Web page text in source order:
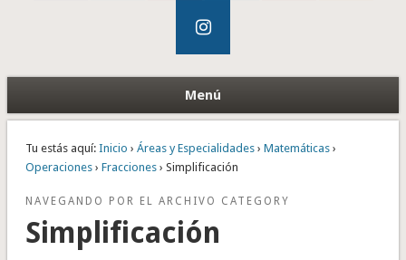
Menú
Tu estás aquí: Inicio › Áreas y Especialidades› Matemáticas›
Operaciones› Fracciones› Simplificación
NAVEGANDO POR EL ARCHIVO CATEGORY
Simplificación